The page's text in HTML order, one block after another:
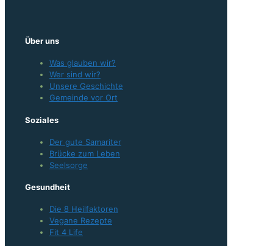
Über uns
Was glauben wir?
Wer sind wir?
Unsere Geschichte
Gemeinde vor Ort
Soziales
Der gute Samariter
Brücke zum Leben
Seelsorge
Gesundheit
Die 8 Heilfaktoren
Vegane Rezepte
Fit 4 Life